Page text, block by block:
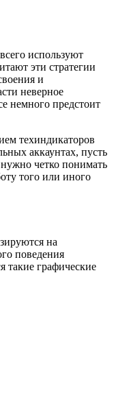
используют
эти стратегии
и
неверное
немного предстоит
техиндикаторов
аккаунтах, пусть
четко понимать
того или иного
на
поведения
такие графические